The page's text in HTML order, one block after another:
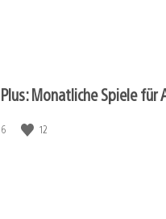
Monatliche Spiele für
6 12